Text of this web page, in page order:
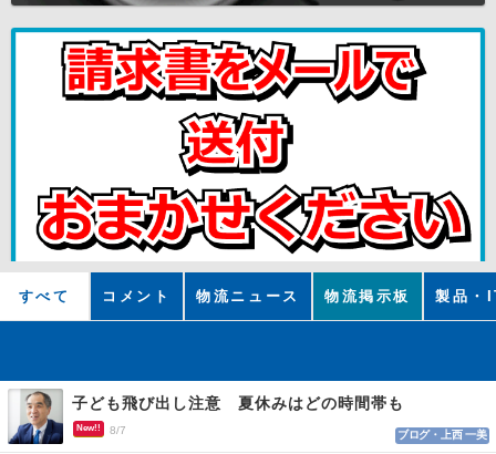
すべて コメント 物流ニュース 物流掲示板 製品・
子ども飛び出し注意 夏休みはどの時間帯も
New!! 8/7 ブログ・上西 一美